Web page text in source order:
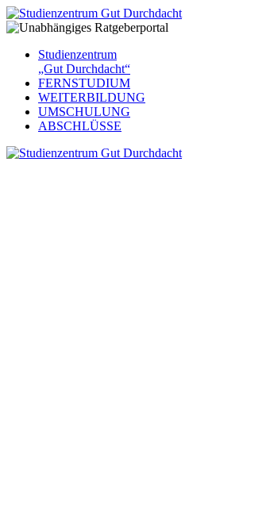
Studienzentrum
„Gut Durchdacht“
FERNSTUDIUM
WEITERBILDUNG
UMSCHULUNG
ABSCHLÜSSE